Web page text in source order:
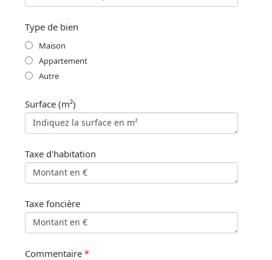
Type de bien
Maison
Appartement
Autre
Surface (m²)
Taxe d'habitation
Taxe foncière
Commentaire *